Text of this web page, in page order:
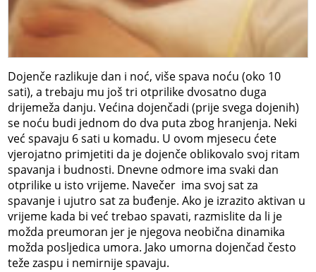
Dojenče razlikuje dan i noć, više spava noću (oko 10
sati), a trebaju mu još tri otprilike dvosatno duga
drijemeža danju. Većina dojenčadi (prije svega dojenih)
se noću budi jednom do dva puta zbog hranjenja. Neki
već spavaju 6 sati u komadu. U ovom mjesecu ćete
vjerojatno primjetiti da je dojenče oblikovalo svoj ritam
spavanja i budnosti. Dnevne odmore ima svaki dan
otprilike u isto vrijeme. Navečer ima svoj sat za
spavanje i ujutro sat za buđenje. Ako je izrazito aktivan u
vrijeme kada bi već trebao spavati, razmislite da li je
možda preumoran jer je njegova neobična dinamika
možda posljedica umora. Jako umorna dojenčad često
teže zaspu i nemirnije spavaju.